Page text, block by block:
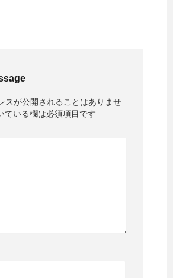
スが公開されることはありませ
ている欄は必須項目です